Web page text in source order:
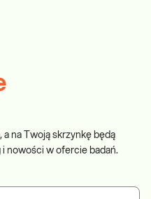
na Twoją skrzynkę będą
nowości w ofercie badań.